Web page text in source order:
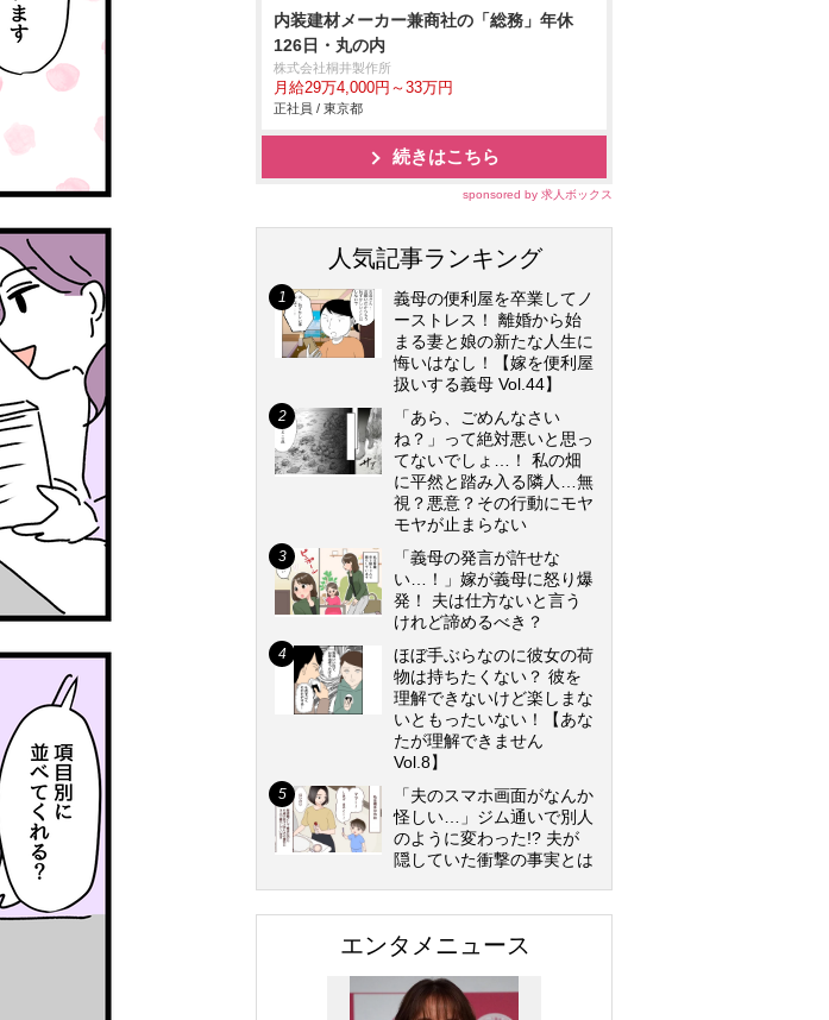
内装建材メーカー兼商社の「総務」年休
126日・丸の内
株式会社桐井製作所
月給29万4,000円～33万円
正社員 / 東京都
続きはこちら
sponsored by 求人ボックス
人気記事ランキング
義母の便利屋を卒業してノ
ーストレス！ 離婚から始
まる妻と娘の新たな人生に
悔いはなし！【嫁を便利屋
扱いする義母 Vol.44】
「あら、ごめんなさい
ね？」って絶対悪いと思っ
てないでしょ…！ 私の畑
に平然と踏み入る隣人…無
視？悪意？その行動にモヤ
モヤが止まらない
「義母の発言が許せな
い…！」嫁が義母に怒り爆
発！ 夫は仕方ないと言う
けれど諦めるべき？
ほぼ手ぶらなのに彼女の荷
物は持ちたくない？ 彼を
理解できないけど楽しまな
いともったいない！【あな
たが理解できません
Vol.8】
「夫のスマホ画面がなんか
怪しい…」ジム通いで別人
のように変わった!? 夫が
隠していた衝撃の事実とは
エンタメニュース